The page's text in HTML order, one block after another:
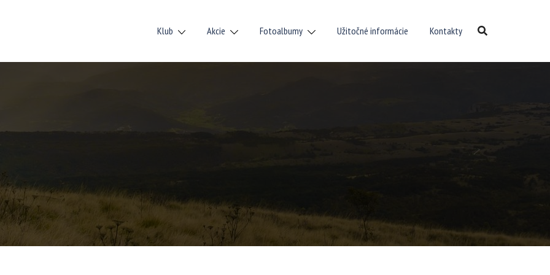
Klub Akcie Fotoalbumy Užitočné informácie Kontakty